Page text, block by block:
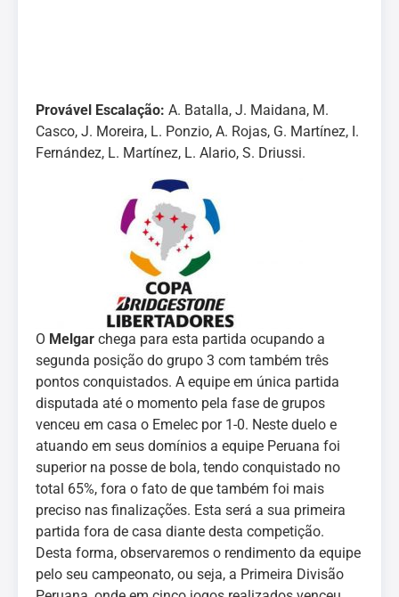
Provável Escalação: A. Batalla, J. Maidana, M.
Casco, J. Moreira, L. Ponzio, A. Rojas, G. Martínez, I.
Fernández, L. Martínez, L. Alario, S. Driussi.
O Melgar chega para esta partida ocupando a
segunda posição do grupo 3 com também três
pontos conquistados. A equipe em única partida
disputada até o momento pela fase de grupos
venceu em casa o Emelec por 1-0. Neste duelo e
atuando em seus domínios a equipe Peruana foi
superior na posse de bola, tendo conquistado no
total 65%, fora o fato de que também foi mais
preciso nas finalizações. Esta será a sua primeira
partida fora de casa diante desta competição.
Desta forma, observaremos o rendimento da equipe
pelo seu campeonato, ou seja, a Primeira Divisão